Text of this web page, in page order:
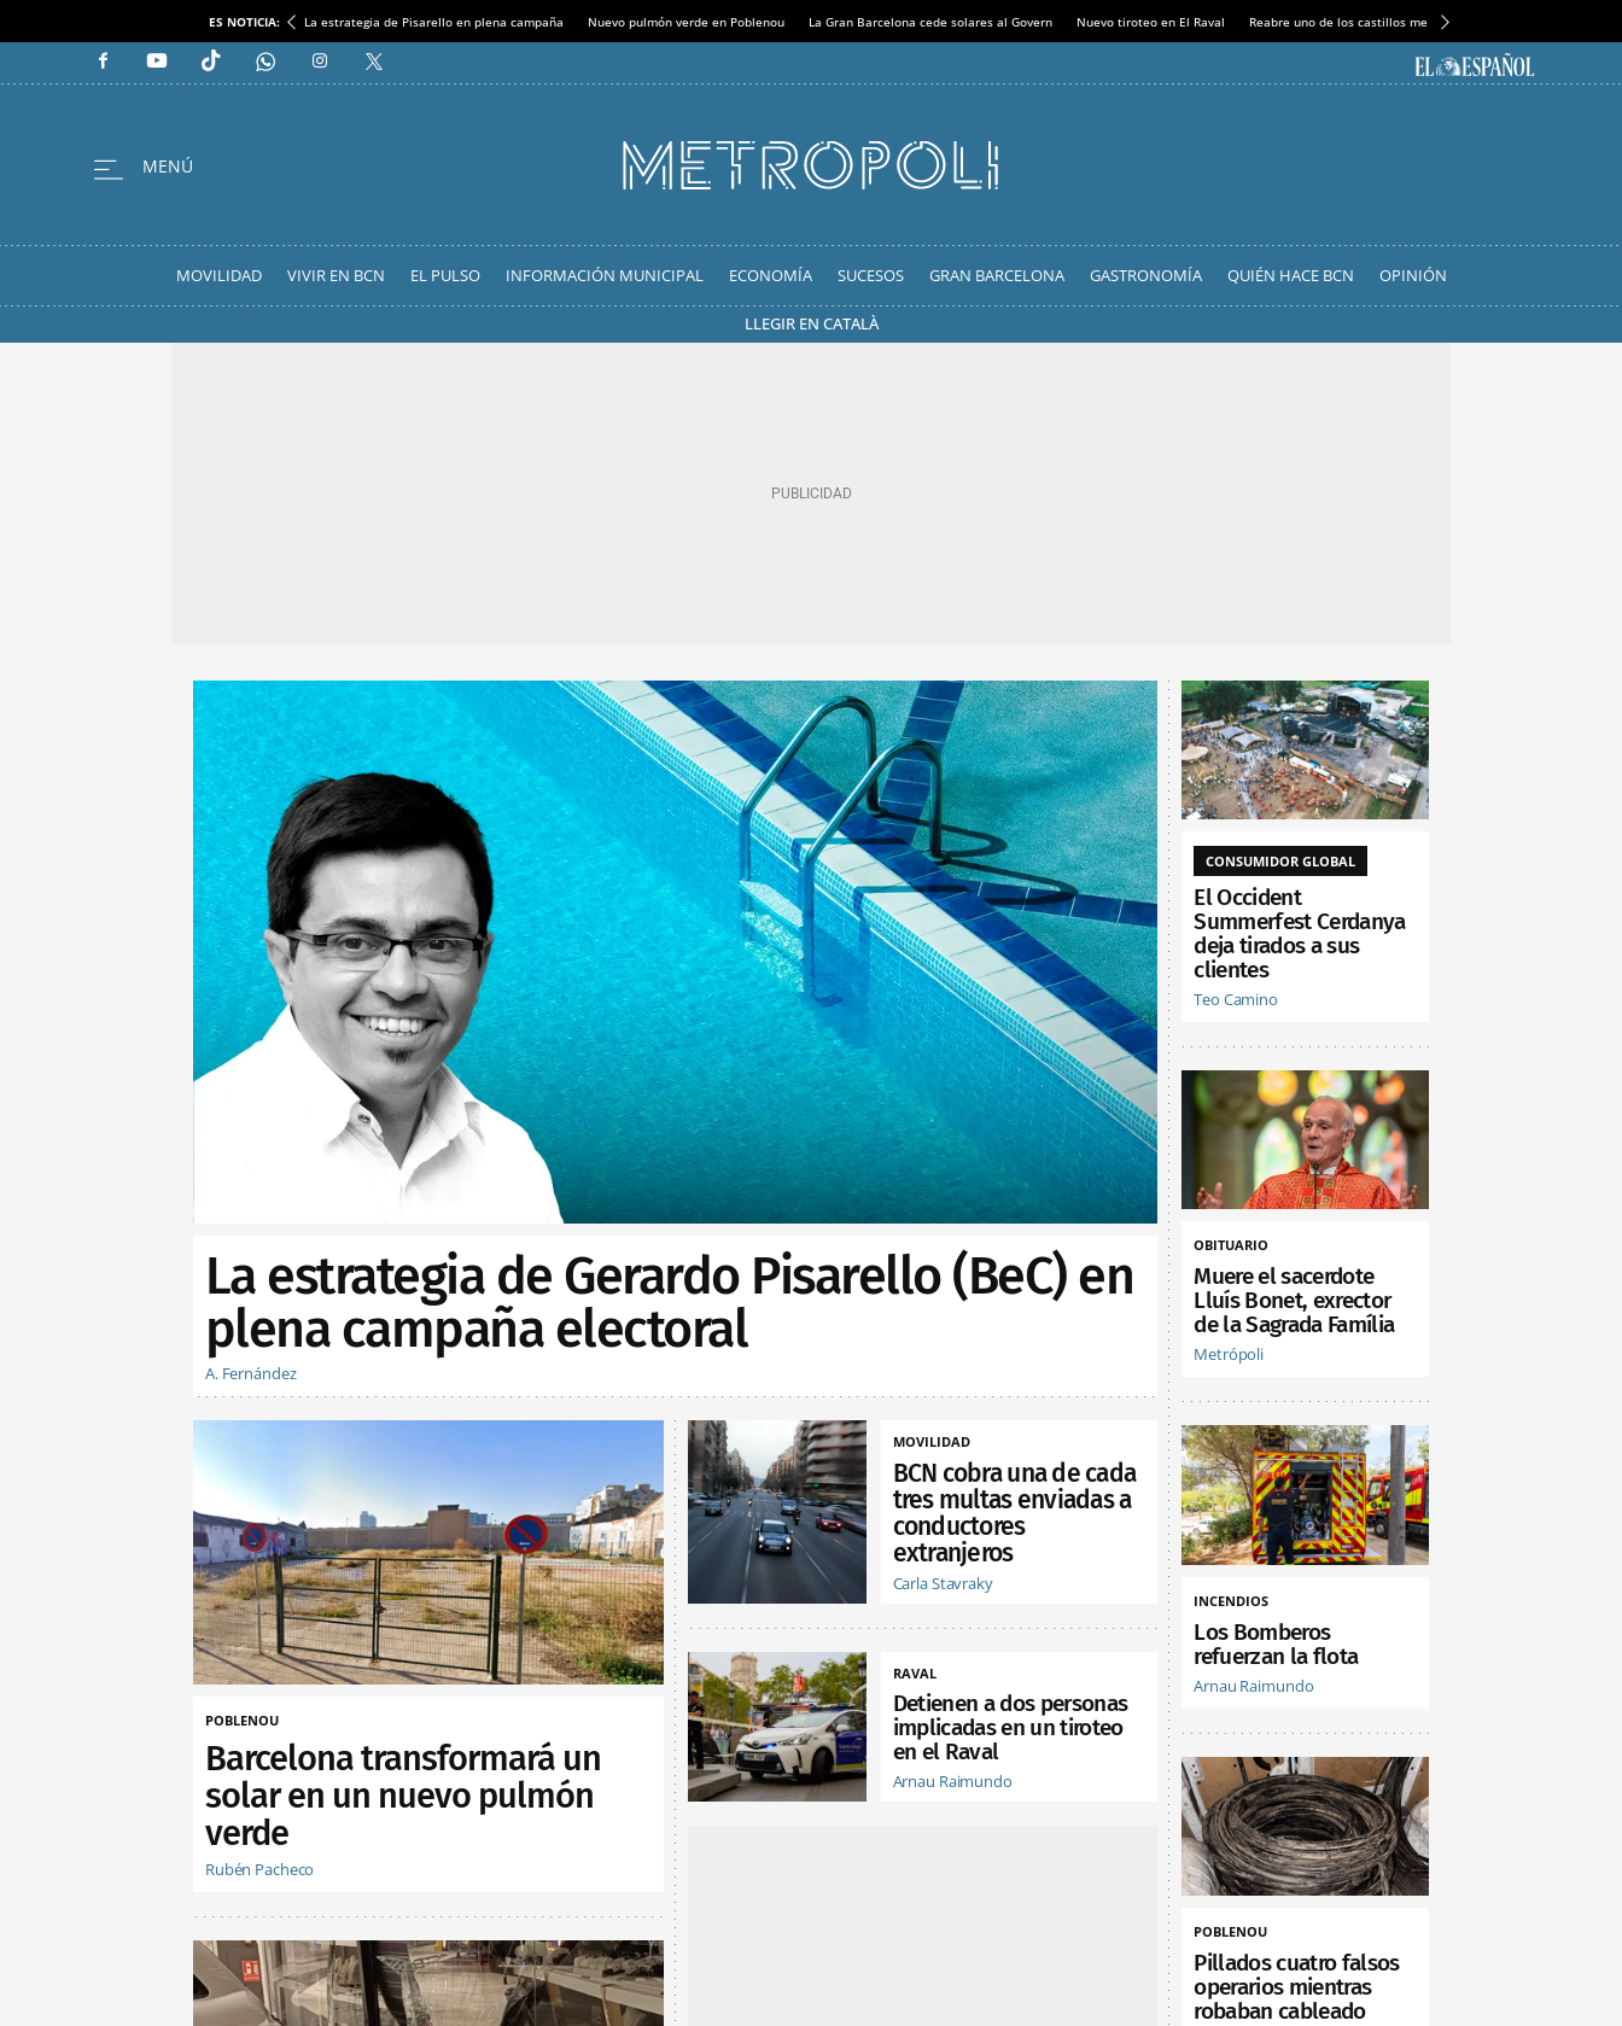
ES NOTICIA: La estrategia de Pisarello en plena campaña Nuevo pulmón verde en Poblenou La Gran Barcelona cede solares al Govern Nuevo tiroteo en El Raval Reabre uno de los castillos medievales más espectaculares
MOVILIDAD VIVIR EN BCN EL PULSO INFORMACIÓN MUNICIPAL ECONOMÍA SUCESOS GRAN BARCELONA GASTRONOMÍA QUIÉN HACE BCN OPINIÓN
LLEGIR EN CATALÀ
La estrategia de Gerardo Pisarello (BeC) en
plena campaña electoral
A. Fernández
POBLENOU
Barcelona transformará un
solar en un nuevo pulmón
verde
Rubén Pacheco
MOVILIDAD
BCN cobra una de cada
tres multas enviadas a
conductores
extranjeros
Carla Stavraky
RAVAL
Detienen a dos personas
implicadas en un tiroteo
en el Raval
Arnau Raimundo
CONSUMIDOR GLOBAL
El Occident
Summerfest Cerdanya
deja tirados a sus
clientes
Teo Camino
OBITUARIO
Muere el sacerdote
Lluís Bonet, exrector
de la Sagrada Família
Metrópoli
INCENDIOS
Los Bomberos
refuerzan la flota
Arnau Raimundo
POBLENOU
Pillados cuatro falsos
operarios mientras
robaban cableado